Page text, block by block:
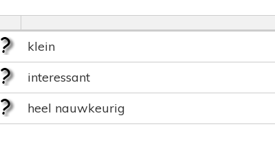
klein
interessant
heel nauwkeurig